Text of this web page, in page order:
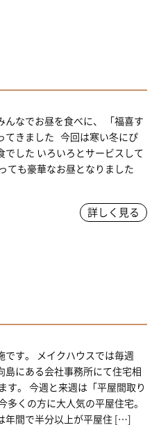
んなでお昼を食べに、 「福喜す
てきました 今回は寒い冬にぴ
でした いろいろとサービスして
ても豪華なお昼となりました
詳しく見る
です。 メイクハウスでは毎週
島にある会社事務所にて住宅相
す。 今週と来週は「平屋間取り
多くの方に大人気の平屋住宅。
年間で半分以上が平屋住 […]